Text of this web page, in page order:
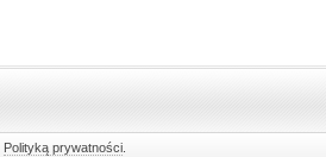
Polityką prywatności